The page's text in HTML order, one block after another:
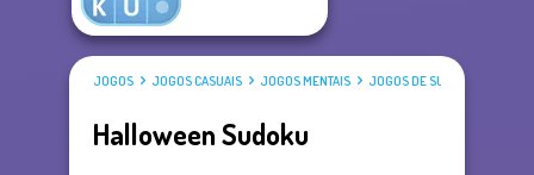
JOGOS JOGOS CASUAIS JOGOS MENTAIS JOGOS DE SUDOKU
Halloween Sudoku